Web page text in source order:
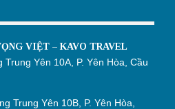
VIỆT – KAVO TRAVEL
Yên 10A, P. Yên Hòa, Cầu
Trung Yên 10B, P. Yên Hòa,